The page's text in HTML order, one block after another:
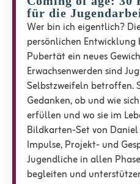
für die
Wer bin ich eigentlich?
persönlichen
Pubertät ein neues
Erwachsenwerden sind
Selbstzweifeln betroffen.
Gedanken, ob und wie
erfüllen und wo sie im
Bildkarten-Set von
Impulse, Projekt- und
Jugendliche in allen
begleiten und